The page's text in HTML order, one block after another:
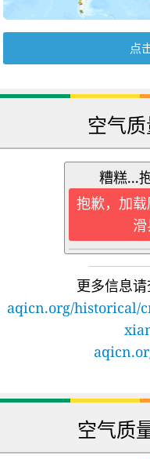
点
空气质
糟糕...
抱歉，加
更多信息请
aqicn.org/historical/
空气质